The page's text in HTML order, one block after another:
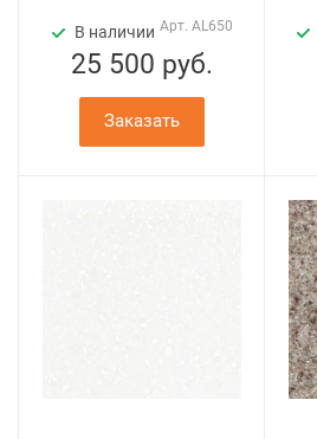
В наличии Арт. AL650
25 500 руб.
Заказать